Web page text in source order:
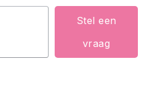
Stel een
vraag